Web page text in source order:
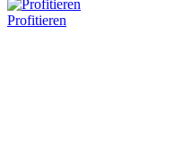
Profitieren